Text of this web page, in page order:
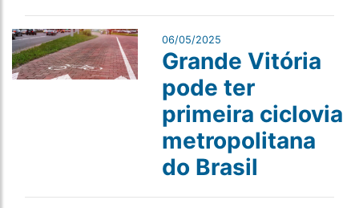
06/05/2025
Grande Vitória
pode ter
primeira ciclovia
metropolitana
do Brasil